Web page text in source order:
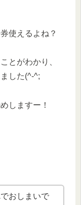
使えるよね？
とがわかり、
した(^-^;
しますー！
おしまいで